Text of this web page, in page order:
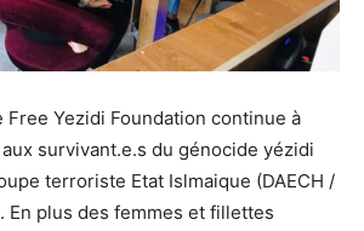
Free Yezidi Foundation continue à
survivant.e.s du génocide yézidi
terroriste Etat Islmaique (DAECH /
En plus des femmes et fillettes